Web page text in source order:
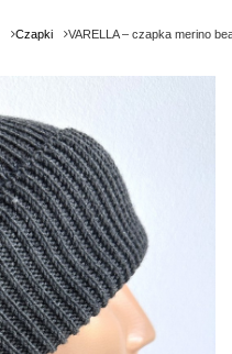
Czapki VARELLA – czapka merino